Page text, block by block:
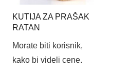
KUTIJA ZA PRAŠAK
RATAN
Morate biti korisnik,
kako bi videli cene.